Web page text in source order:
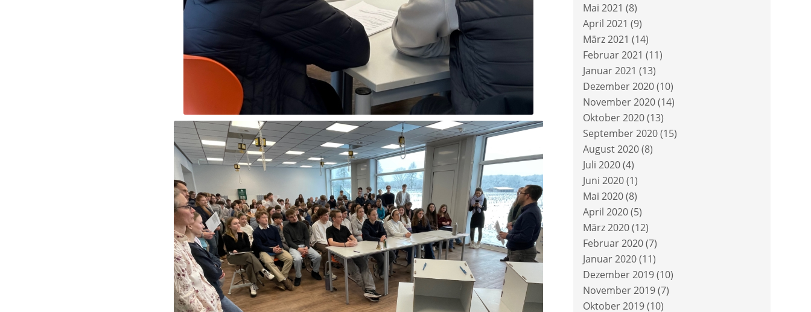
Mai 2021 (8)
April 2021 (9)
März 2021 (14)
Februar 2021 (11)
Januar 2021 (13)
Dezember 2020(10)
November 2020(14)
Oktober 2020(13)
September 2020(15)
August 2020(8)
Juli 2020(4)
Juni 2020(1)
Mai 2020(8)
April 2020(5)
März 2020(12)
Februar 2020(7)
Januar 2020(11)
Dezember 2019(10)
November 2019(7)
Oktober 2019(10)